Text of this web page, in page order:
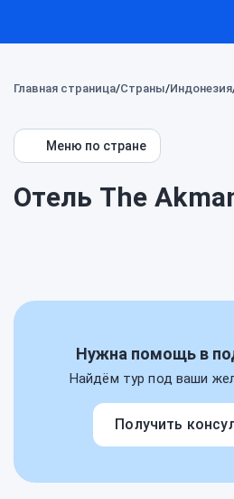
Главная страница Страны Индонезия
Меню по стране
Отель The
Нужна помощь в
Найдём тур под ваши
Получить